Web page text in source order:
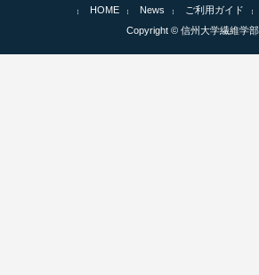
HOME News ご利用ガイド
Copyright © 信州大学繊維学